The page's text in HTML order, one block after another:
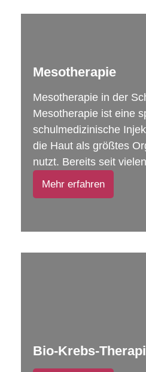
Mesotherapie
Mesotherapie in der
Mesotherapie ist eine
schulmedizinische
die Haut als größtes
nutzt. Bereits seit
Mehr erfahren
Bio-Krebs-